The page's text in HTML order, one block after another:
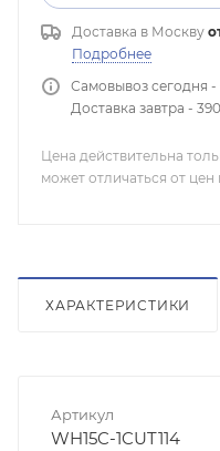
Доставка в Москву
Подробнее
Самовывоз сегодня -
Доставка завтра -
Цена действительна
может отличаться от
ХАРАКТЕРИСТИКИ
Артикул
WH15C-1CUT114